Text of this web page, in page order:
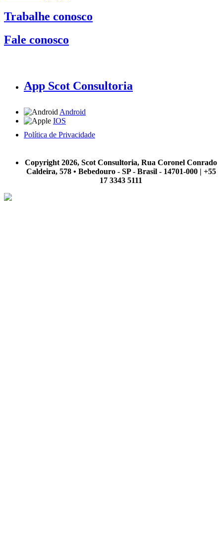
Trabalhe conosco
Fale conosco
App Scot Consultoria
Android
IOS
Política de Privacidade
Copyright 2026, Scot Consultoria, Rua Coronel Conrado
Caldeira, 578 • Bebedouro - SP - Brasil - 14701-000 | +55
17 3343 5111